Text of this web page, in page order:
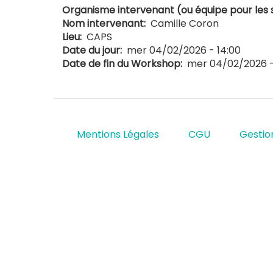
Organisme intervenant (ou équipe pour les
Nom intervenant Camille Coron
Lieu CAPS
Date du jour mer 04/02/2026 - 14:00
Date de fin du Workshop mer 04/02/2026
Mentions Légales CGU